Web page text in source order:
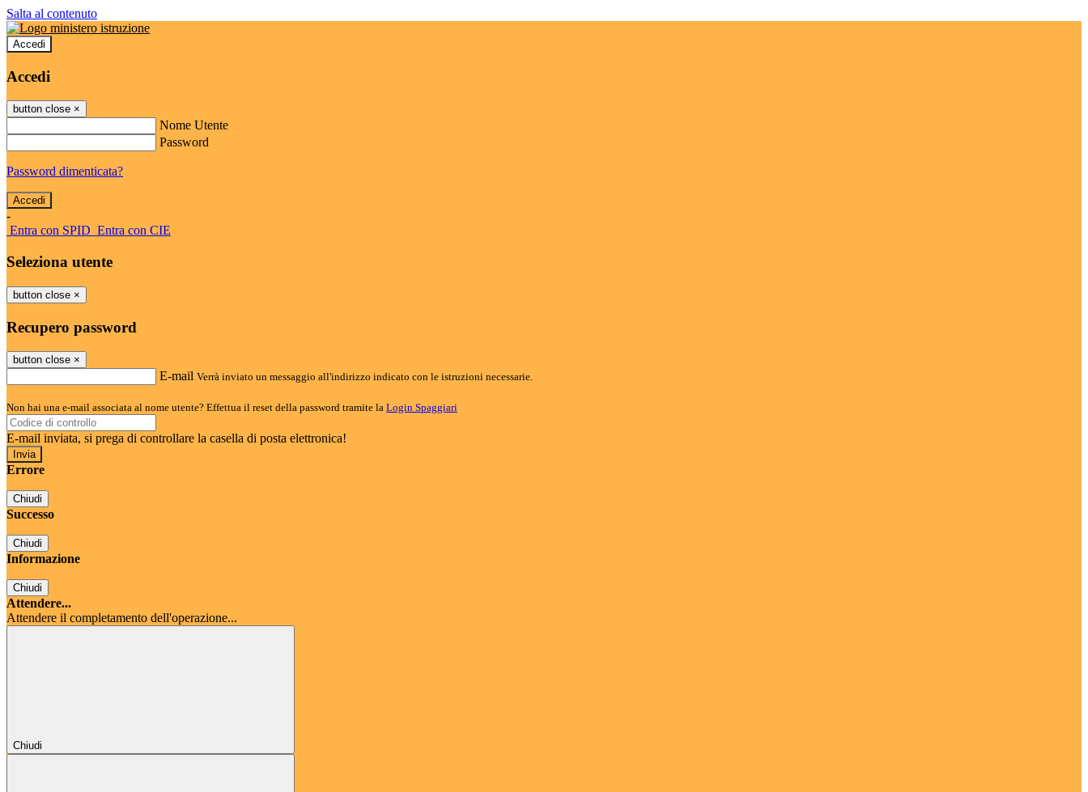
Salta al contenuto
Accedi
Accedi
button close ×
Nome Utente
Password
Password dimenticata?
-
Entra con SPID Entra con CIE
Seleziona utente
button close ×
Recupero password
button close ×
E-mail Verrà inviato un messaggio all'indirizzo indicato con le istruzioni necessarie.
Non hai una e-mail associata al nome utente? Effettua il reset della password tramite la Login Spaggiari
E-mail inviata, si prega di controllare la casella di posta elettronica!
Errore
Chiudi
Successo
Chiudi
Informazione
Chiudi
Attendere...
Attendere il completamento dell'operazione...
Chiudi